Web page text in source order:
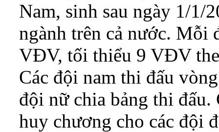
Nam, sinh sau ngày 1/1/
ngành trên cả nước. Mỗi
VĐV, tối thiểu 9 VĐV
Các đội nam thi đấu
đội nữ chia bảng thi đấu.
huy chương cho các đội